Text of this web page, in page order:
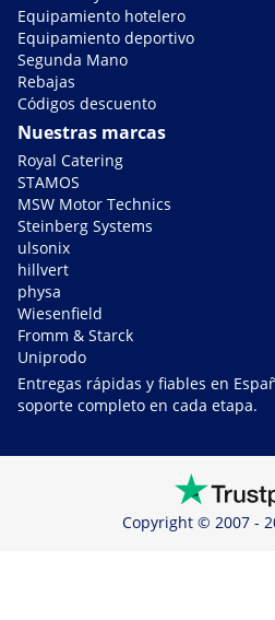
Equipamiento hotelero
Equipamiento deportivo
Segunda Mano
Rebajas
Códigos descuento
Nuestras marcas
Royal Catering
STAMOS
MSW Motor Technics
Steinberg Systems
ulsonix
hillvert
physa
Wiesenfield
Fromm & Starck
Uniprodo
Entregas rápidas y fiables en
soporte completo en cada etapa.
Copyright © 2007 -